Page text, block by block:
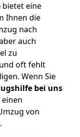
bietet eine
Ihnen die
nach
auch
zu
oft fehlt
Wenn Sie
bei uns
von